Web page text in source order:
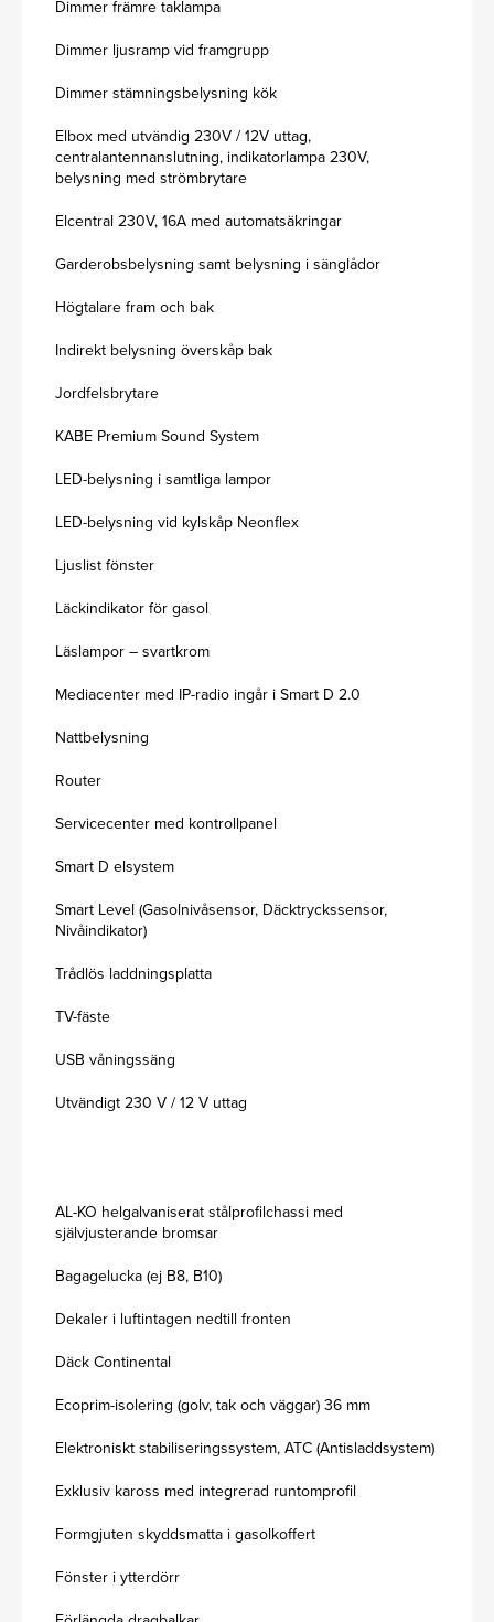
Dimmer främre taklampa
Dimmer ljusramp vid framgrupp
Dimmer stämningsbelysning kök
Elbox med utvändig 230V / 12V uttag,
centralantennanslutning, indikatorlampa 230V,
belysning med strömbrytare
Elcentral 230V, 16A med automatsäkringar
Garderobsbelysning samt belysning i sänglådor
Högtalare fram och bak
Indirekt belysning överskåp bak
Jordfelsbrytare
KABE Premium Sound System
LED-belysning i samtliga lampor
LED-belysning vid kylskåp Neonflex
Ljuslist fönster
Läckindikator för gasol
Läslampor – svartkrom
Mediacenter med IP-radio ingår i Smart D 2.0
Nattbelysning
Router
Servicecenter med kontrollpanel
Smart D elsystem
Smart Level (Gasolnivåsensor, Däcktryckssensor,
Nivåindikator)
Trådlös laddningsplatta
TV-fäste
USB våningssäng
Utvändigt 230 V / 12 V uttag
AL-KO helgalvaniserat stålprofilchassi med
självjusterande bromsar
Bagagelucka (ej B8, B10)
Dekaler i luftintagen nedtill fronten
Däck Continental
Ecoprim-isolering (golv, tak och väggar) 36 mm
Elektroniskt stabiliseringssystem, ATC (Antisladdsystem)
Exklusiv kaross med integrerad runtomprofil
Formgjuten skyddsmatta i gasolkoffert
Fönster i ytterdörr